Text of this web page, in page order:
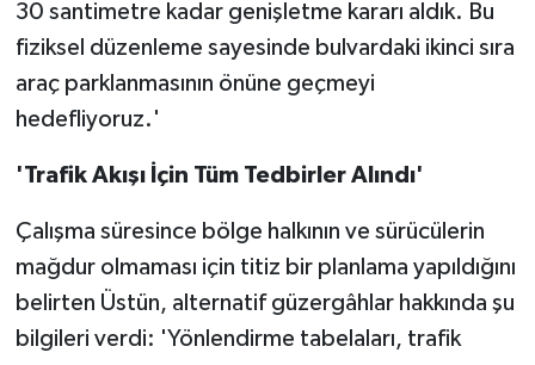
30 santimetre kadar genişletme kararı aldık. Bu
fiziksel düzenleme sayesinde bulvardaki ikinci sıra
araç parklanmasının önüne geçmeyi
hedefliyoruz.'
'Trafik Akışı İçin Tüm Tedbirler Alındı'
Çalışma süresince bölge halkının ve sürücülerin
mağdur olmaması için titiz bir planlama yapıldığını
belirten Üstün, alternatif güzergâhlar hakkında şu
bilgileri verdi: 'Yönlendirme tabelaları, trafik